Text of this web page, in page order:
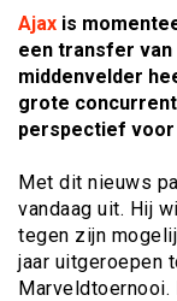
Ajax is
een transfer van
middenvelder
grote
perspectief
Met dit nieuws
vandaag uit. Hij
tegen zijn
jaar uitgeroepen